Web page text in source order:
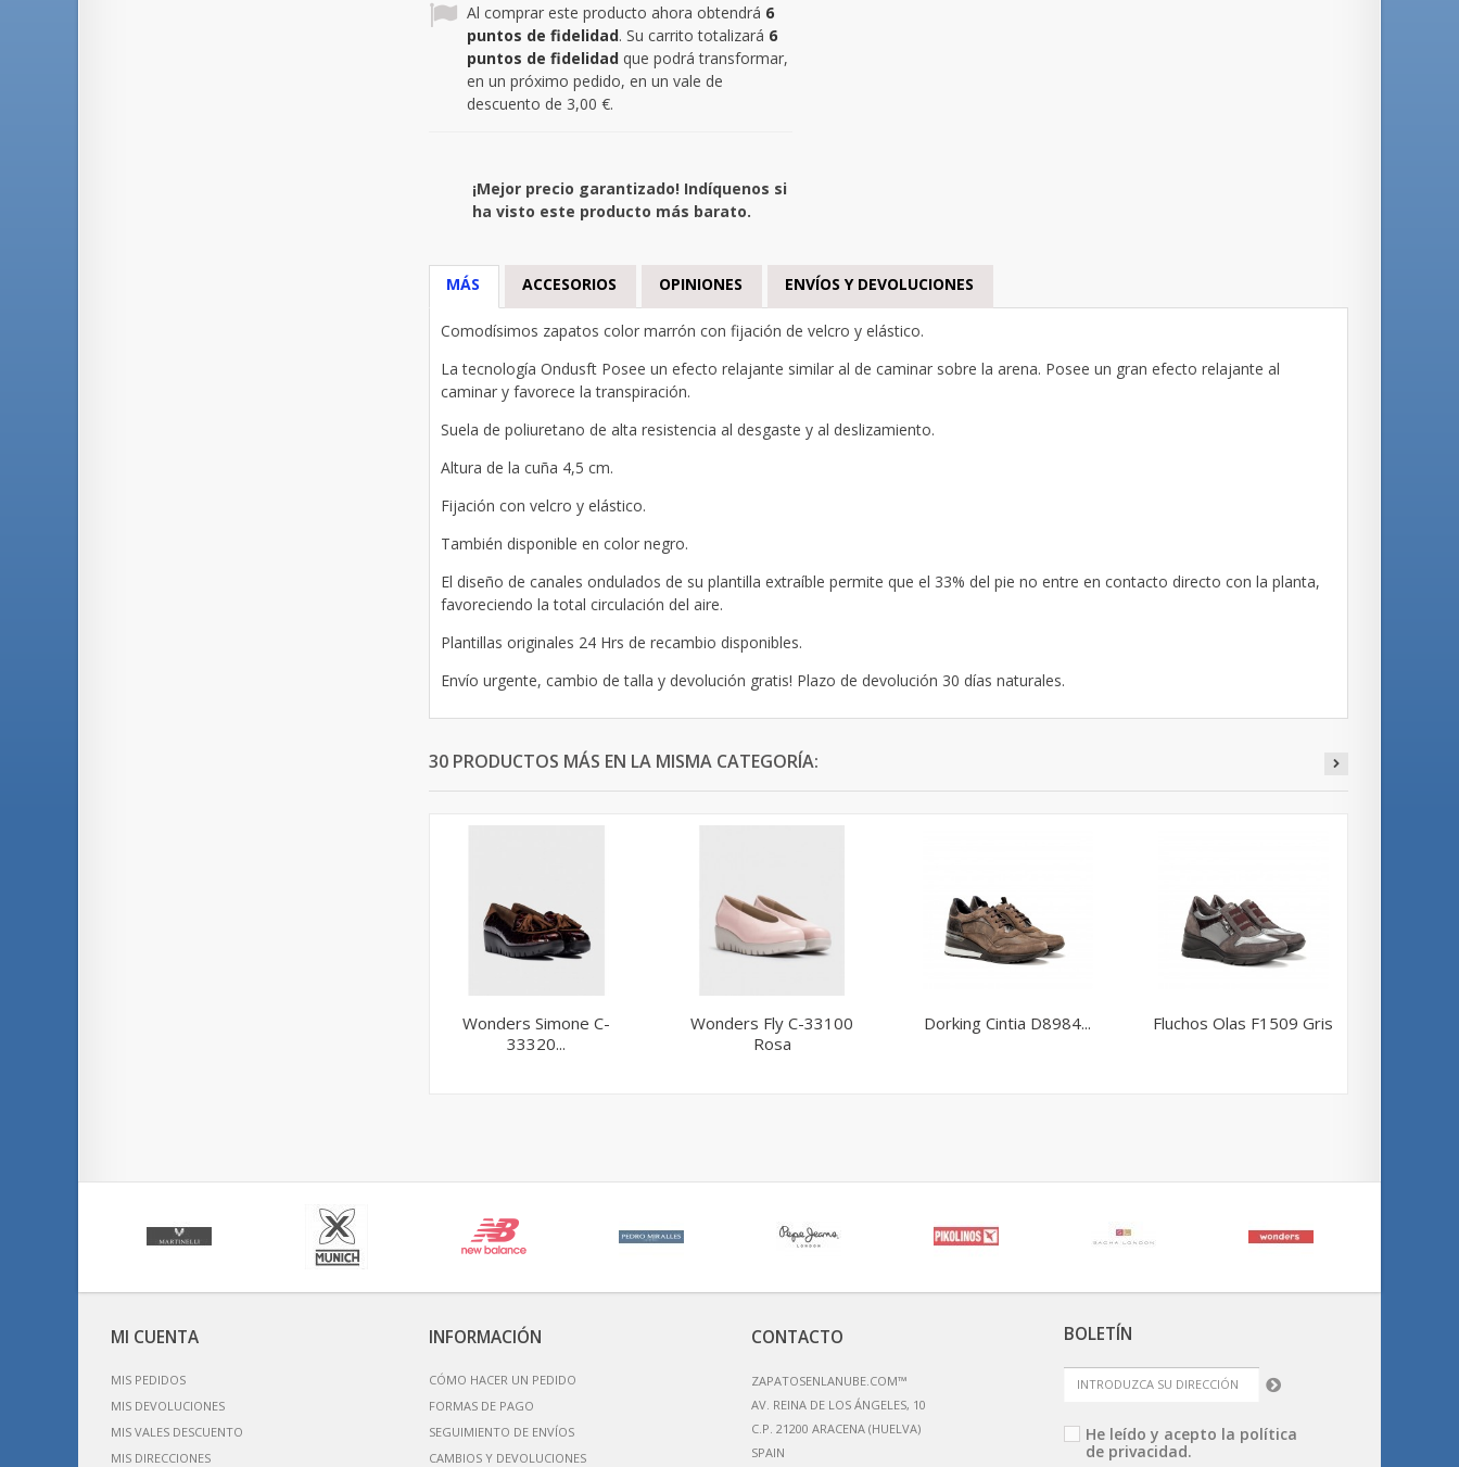
Al comprar este producto ahora obtendrá 6
puntos de fidelidad. Su carrito totalizará 6
puntos de fidelidadque podrá transformar,
en un próximo pedido, en un vale de
descuento de 3,00 €.
¡Mejor precio garantizado! Indíquenos si
ha visto este producto más barato.
MÁS ACCESORIOS OPINIONES ENVÍOS Y DEVOLUCIONES
Comodísimos zapatos color marrón con fijación de velcro y elástico.
La tecnología Ondusft Posee un efecto relajante similar al de caminar sobre la arena. Posee un gran efecto relajante al
caminar y favorece la transpiración.
Suela de poliuretano de alta resistencia al desgaste y al deslizamiento.
Altura de la cuña 4,5 cm.
Fijación con velcro y elástico.
También disponible en color negro.
El diseño de canales ondulados de su plantilla extraíble permite que el 33% del pie no entre en contacto directo con la planta,
favoreciendo la total circulación del aire.
Plantillas originales 24 Hrs de recambio disponibles.
Envío urgente, cambio de talla y devolución gratis! Plazo de devolución 30 días naturales.
30 PRODUCTOS MÁS EN LA MISMA CATEGORÍA:
Wonders Simone C-
33320...
Wonders Fly C-33100
Rosa
Dorking Cintia D8984... Fluchos Olas F1509 Gris
MI CUENTA
MIS PEDIDOS
MIS DEVOLUCIONES
MIS VALES DESCUENTO
MIS DIRECCIONES
INFORMACIÓN
CÓMO HACER UN PEDIDO
FORMAS DE PAGO
SEGUIMIENTO DE ENVÍOS
CAMBIOS Y DEVOLUCIONES
CONTACTO
ZAPATOSENLANUBE.COM™
AV. REINA DE LOS ÁNGELES, 10
C.P. 21200 ARACENA (HUELVA)
BOLETÍN
He leído y acepto la política
de privacidad.